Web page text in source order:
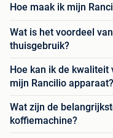
Hoe maak ik mijn
Wat is het voordeel
thuisgebruik?
Hoe kan ik de
mijn Rancilio apparaat?
Wat zijn de
koffiemachine?